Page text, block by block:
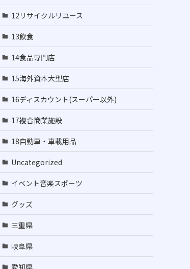
12リサイクルリユース
13飲食
14食品専門店
15海外資本大型店
16ディスカウント(スーパー以外)
17複合商業施設
18自動車・車載用品
Uncategorized
イベント音楽スポーツ
グッズ
三重県
岐阜県
愛知県